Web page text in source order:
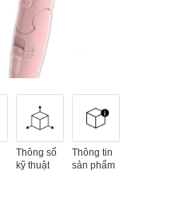
Thông số
kỹ thuật
Thông tin
sản phẩm